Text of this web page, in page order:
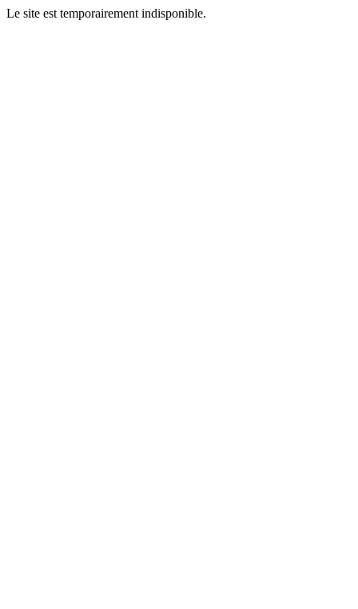
Le site est temporairement indisponible.